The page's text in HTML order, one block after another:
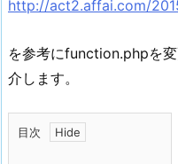
http://act2.affai.com/
を参考にfunction.phpを
介します。
目次